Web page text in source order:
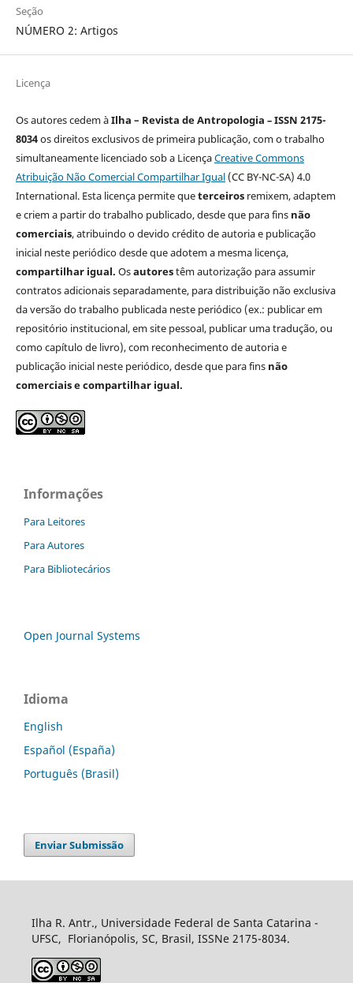
Seção
NÚMERO 2: Artigos
Licença
Os autores cedem àIlha – Revista de Antropologia –ISSN 2175-
8034os direitos exclusivos de primeira publicação, com o trabalho
simultaneamente licenciado sob a LicençaCreative Commons
Atribuição Não Comercial Compartilhar Igual(CC BY-NC-SA) 4.0
International. Esta licença permite queterceirosremixem, adaptem
e criem a partir do trabalho publicado, desde que para fins não
comerciais, atribuindo o devido crédito de autoria e publicação
inicial neste periódico desde que adotem a mesma licença,
compartilhar igual. Osautorestêm autorização para assumir
contratos adicionais separadamente, para distribuição não exclusiva
da versão do trabalho publicada neste periódico (ex.: publicar em
repositório institucional, em site pessoal, publicar uma tradução, ou
como capítulo de livro), com reconhecimento de autoria e
publicação inicial neste periódico, desde que para fins não
comerciais e compartilhar igual.
Informações
Para Leitores
Para Autores
Para Bibliotecários
Open Journal Systems
Idioma
English
Español (España)
Português (Brasil)
Enviar Submissão
Ilha R. Antr., Universidade Federal de Santa Catarina -
UFSC, Florianópolis, SC, Brasil, ISSNe 2175-8034.